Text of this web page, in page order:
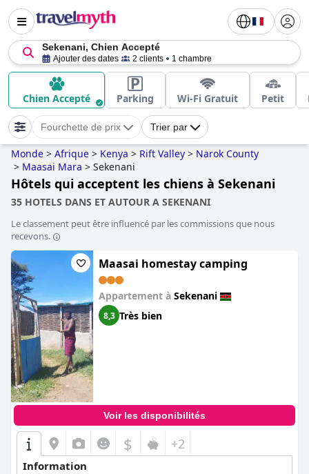
Sekenani, Chien Accepté
Ajouter des dates 2 clients 1 chambre
Chien Accepté Parking Wi-Fi Gratuit Petit
Fourchette de prix Trier par
Monde > Afrique > Kenya > Rift Valley > Narok County
> Maasai Mara > Sekenani
Hôtels qui acceptent les chiens à Sekenani
35 HOTELS DANS ET AUTOUR A SEKENANI
Le classement peut être influencé par les commissions que nous
recevons.
Maasai homestay camping
Appartement à Sekenani
8,3 Très bien
Voir les disponibilités
$ +2
Information